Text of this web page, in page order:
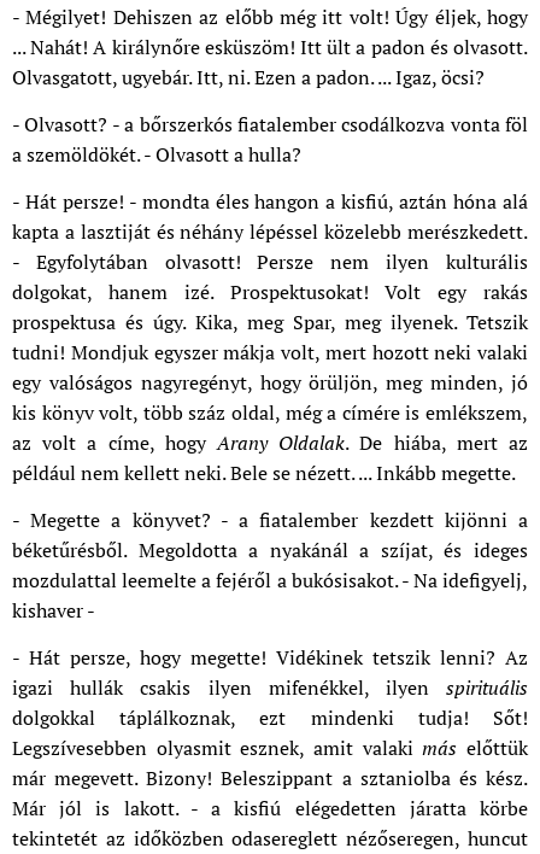
- Mégilyet! Dehiszen az előbb még itt volt! Úgy éljek, hogy
... Nahát! A királynőre esküszöm! Itt ült a padon és olvasott.
Olvasgatott, ugyebár. Itt, ni. Ezen a padon. ... Igaz, öcsi?
- Olvasott? - a bőrszerkós fiatalember csodálkozva vonta föl
a szemöldökét. - Olvasott a hulla?
- Hát persze! - mondta éles hangon a kisfiú, aztán hóna alá
kapta a lasztiját és néhány lépéssel közelebb merészkedett.
- Egyfolytában olvasott! Persze nem ilyen kulturális
dolgokat, hanem izé. Prospektusokat! Volt egy rakás
prospektusa és úgy. Kika, meg Spar, meg ilyenek. Tetszik
tudni! Mondjuk egyszer mákja volt, mert hozott neki valaki
egy valóságos nagyregényt, hogy örüljön, meg minden, jó
kis könyv volt, több száz oldal, még a címére is emlékszem,
az volt a címe, hogyArany Oldalak. De hiába, mert az
például nem kellett neki. Bele se nézett. ... Inkább megette.
- Megette a könyvet? - a fiatalember kezdett kijönni a
béketűrésből. Megoldotta a nyakánál a szíjat, és ideges
mozdulattal leemelte a fejéről a bukósisakot. - Na idefigyelj,
kishaver -
- Hát persze, hogy megette! Vidékinek tetszik lenni? Az
igazi hullák csakis ilyen mifenékkel, ilyen spirituális
dolgokkal táplálkoznak, ezt mindenki tudja! Sőt!
Legszívesebben olyasmit esznek, amit valakimás előttük
már megevett. Bizony! Beleszippant a sztaniolba és kész.
Már jól is lakott. - a kisfiú elégedetten járatta körbe
tekintetét az időközben odasereglett nézőseregen, huncut